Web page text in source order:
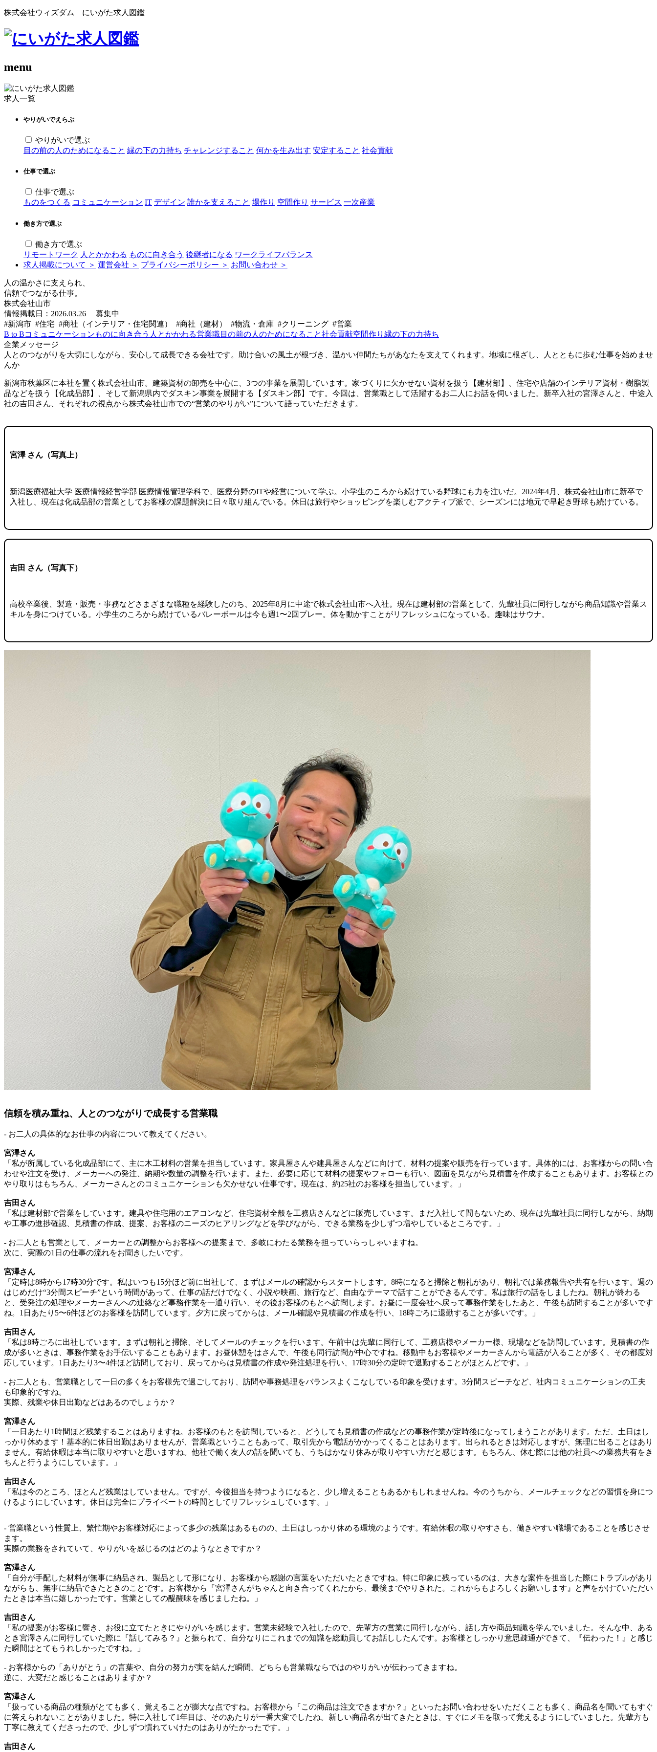
株式会社ウィズダム にいがた求人図鑑
menu
求人一覧
やりがいでえらぶ
やりがいで選ぶ
目の前の人のためになること 縁の下の力持ち チャレンジすること 何かを生み出す 安定すること 社会貢献
仕事で選ぶ
仕事で選ぶ
ものをつくる コミュニケーション IT デザイン 誰かを支えること 場作り 空間作り サービス 一次産業
働き方で選ぶ
働き方で選ぶ
リモートワーク 人とかかわる ものに向き合う 後継者になる ワークライフバランス
求人掲載について ＞ 運営会社 ＞ プライバシーポリシー ＞ お問い合わせ ＞
人の温かさに支えられ、
信頼でつながる仕事。
株式会社山市
情報掲載日：2026.03.26 募集中
#新潟市 #住宅 #商社（インテリア・住宅関連） #商社（建材） #物流・倉庫 #クリーニング #営業
B to Bコミュニケーション ものに向き合う 人とかかわる営業職目の前の人のためになること社会貢献空間作り 縁の下の力持ち
企業メッセージ
人とのつながりを大切にしながら、安心して成長できる会社です。助け合いの風土が根づき、温かい仲間たちがあなたを支えてくれます。地域に根ざし、人とともに歩む仕事を始めませ
んか
新潟市秋葉区に本社を置く株式会社山市。建築資材の卸売を中心に、3つの事業を展開しています。家づくりに欠かせない資材を扱う【建材部】、住宅や店舗のインテリア資材・樹脂製
品などを扱う【化成品部】、そして新潟県内でダスキン事業を展開する【ダスキン部】です。今回は、営業職として活躍するお二人にお話を伺いました。新卒入社の宮澤さんと、中途入
社の吉田さん、それぞれの視点から株式会社山市での“営業のやりがい”について語っていただきます。
宮澤 さん（写真上）
新潟医療福祉大学 医療情報経営学部 医療情報管理学科で、医療分野のITや経営について学ぶ。小学生のころから続けている野球にも力を注いだ。2024年4月、株式会社山市に新卒で
入社し、現在は化成品部の営業としてお客様の課題解決に日々取り組んでいる。休日は旅行やショッピングを楽しむアクティブ派で、シーズンには地元で早起き野球も続けている。
吉田 さん（写真下）
高校卒業後、製造・販売・事務などさまざまな職種を経験したのち、2025年8月に中途で株式会社山市へ入社。現在は建材部の営業として、先輩社員に同行しながら商品知識や営業ス
キルを身につけている。小学生のころから続けているバレーボールは今も週1〜2回プレー。体を動かすことがリフレッシュになっている。趣味はサウナ。
信頼を積み重ね、人とのつながりで成長する営業職
- お二人の具体的なお仕事の内容について教えてください。
宮澤さん
「私が所属している化成品部にて、主に木工材料の営業を担当しています。家具屋さんや建具屋さんなどに向けて、材料の提案や販売を行っています。具体的には、お客様からの問い合
わせや注文を受け、メーカーへの発注、納期や数量の調整を行います。また、必要に応じて材料の提案やフォローも行い、図面を見ながら見積書を作成することもあります。お客様との
やり取りはもちろん、メーカーさんとのコミュニケーションも欠かせない仕事です。現在は、約25社のお客様を担当しています。」
吉田さん
「私は建材部で営業をしています。建具や住宅用のエアコンなど、住宅資材全般を工務店さんなどに販売しています。まだ入社して間もないため、現在は先輩社員に同行しながら、納期
や工事の進捗確認、見積書の作成、提案、お客様のニーズのヒアリングなどを学びながら、できる業務を少しずつ増やしているところです。」
- お二人とも営業として、メーカーとの調整からお客様への提案まで、多岐にわたる業務を担っていらっしゃいますね。
次に、実際の1日の仕事の流れをお聞きしたいです。
宮澤さん
「定時は8時から17時30分です。私はいつも15分ほど前に出社して、まずはメールの確認からスタートします。8時になると掃除と朝礼があり、朝礼では業務報告や共有を行います。週の
はじめだけ“3分間スピーチ”という時間があって、仕事の話だけでなく、小説や映画、旅行など、自由なテーマで話すことができるんです。私は旅行の話をしましたね。朝礼が終わる
と、受発注の処理やメーカーさんへの連絡など事務作業を一通り行い、その後お客様のもとへ訪問します。お昼に一度会社へ戻って事務作業をしたあと、午後も訪問することが多いです
ね。1日あたり5〜6件ほどのお客様を訪問しています。夕方に戻ってからは、メール確認や見積書の作成を行い、18時ごろに退勤することが多いです。」
吉田さん
「私は8時ごろに出社しています。まずは朝礼と掃除、そしてメールのチェックを行います。午前中は先輩に同行して、工務店様やメーカー様、現場などを訪問しています。見積書の作
成が多いときは、事務作業をお手伝いすることもあります。お昼休憩をはさんで、午後も同行訪問が中心ですね。移動中もお客様やメーカーさんから電話が入ることが多く、その都度対
応しています。1日あたり3〜4件ほど訪問しており、戻ってからは見積書の作成や発注処理を行い、17時30分の定時で退勤することがほとんどです。」
- お二人とも、営業職として一日の多くをお客様先で過ごしており、訪問や事務処理をバランスよくこなしている印象を受けます。3分間スピーチなど、社内コミュニケーションの工夫
も印象的ですね。
実際、残業や休日出勤などはあるのでしょうか？
宮澤さん
「一日あたり1時間ほど残業することはありますね。お客様のもとを訪問していると、どうしても見積書の作成などの事務作業が定時後になってしまうことがあります。ただ、土日はし
っかり休めます！基本的に休日出勤はありませんが、営業職ということもあって、取引先から電話がかかってくることはあります。出られるときは対応しますが、無理に出ることはあり
ません。有給休暇は本当に取りやすいと思いますね。他社で働く友人の話を聞いても、うちはかなり休みが取りやすい方だと感じます。もちろん、休む際には他の社員への業務共有をき
ちんと行うようにしています。」
吉田さん
「私は今のところ、ほとんど残業はしていません。ですが、今後担当を持つようになると、少し増えることもあるかもしれませんね。今のうちから、メールチェックなどの習慣を身につ
けるようにしています。休日は完全にプライベートの時間としてリフレッシュしています。」
- 営業職という性質上、繁忙期やお客様対応によって多少の残業はあるものの、土日はしっかり休める環境のようです。有給休暇の取りやすさも、働きやすい職場であることを感じさせ
ます。
実際の業務をされていて、やりがいを感じるのはどのようなときですか？
宮澤さん
「自分が手配した材料が無事に納品され、製品として形になり、お客様から感謝の言葉をいただいたときですね。特に印象に残っているのは、大きな案件を担当した際にトラブルがあり
ながらも、無事に納品できたときのことです。お客様から『宮澤さんがちゃんと向き合ってくれたから、最後までやりきれた。これからもよろしくお願いします』と声をかけていただい
たときは本当に嬉しかったです。営業としての醍醐味を感じましたね。」
吉田さん
「私の提案がお客様に響き、お役に立てたときにやりがいを感じます。営業未経験で入社したので、先輩方の営業に同行しながら、話し方や商品知識を学んでいました。そんな中、ある
とき宮澤さんに同行していた際に『話してみる？』と振られて、自分なりにこれまでの知識を総動員してお話ししたんです。お客様としっかり意思疎通ができて、『伝わった！』と感じ
た瞬間はとてもうれしかったですね。」
- お客様からの「ありがとう」の言葉や、自分の努力が実を結んだ瞬間。どちらも営業職ならではのやりがいが伝わってきますね。
逆に、大変だと感じることはありますか？
宮澤さん
「扱っている商品の種類がとても多く、覚えることが膨大な点ですね。お客様から『この商品は注文できますか？』といったお問い合わせをいただくことも多く、商品名を聞いてもすぐ
に答えられないことがありました。特に入社して1年目は、そのあたりが一番大変でしたね。新しい商品名が出てきたときは、すぐにメモを取って覚えるようにしていました。先輩方も
丁寧に教えてくださったので、少しずつ慣れていけたのはありがたかったです。」
吉田さん